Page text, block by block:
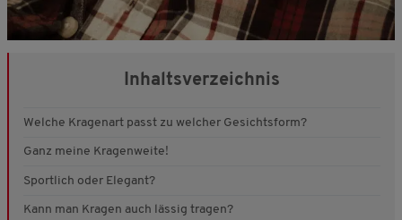
Inhaltsverzeichnis
Welche Kragenart passt zu welcher Gesichtsform?
Ganz meine Kragenweite!
Sportlich oder Elegant?
Kann man Kragen auch lässig tragen?